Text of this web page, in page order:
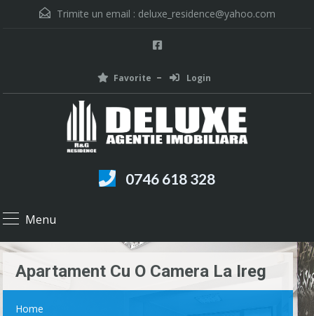
Trimite un email : deluxe_residence@yahoo.com
Favorite Login
0746 618 328
Menu
Apartament Cu O Camera La Ireg
Home